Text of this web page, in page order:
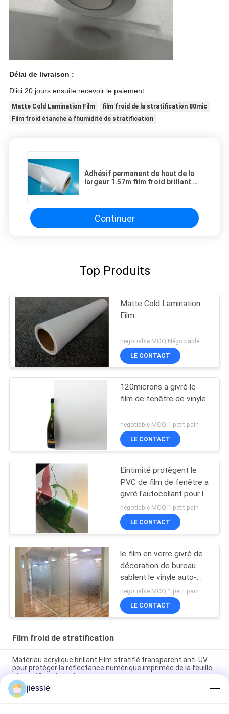
Délai de livraison :
D'ici 20 jours ensuite recevoir le paiement.
Matte Cold Lamination Film
film froid de la stratification 80mic
Film froid étanche à l'humidité de stratification
Adhésif permanent de haut de la
largeur 1.57m film froid brillant de
Continuer
Top Produits
Matte Cold Lamination
Film
negotiable MOQ:Négociable
LE CONTACT
120microns a givré le
film de fenêtre de vinyle
negotiable MOQ:1 petit pain
LE CONTACT
L'intimité protègent le
PVC de film de fenêtre a
givré l'autocollant pour la
décoration en verre
negotiable MOQ:1 petit pain
LE CONTACT
le film en verre givré de
décoration de bureau
sablent le vinyle auto-
adhésif de PVC
negotiable MOQ:1 petit pain
LE CONTACT
Film froid de stratification
Matériau acrylique brillant Film stratifié transparent anti-UV
pour protéger la réflectance numérique imprimée de la feuille
rétro-réflectrice micro prismatique
La résistance aux intempéries 100mic a givré des
autocollants de vinyle pour des graphiques de fenêtre
jiessie